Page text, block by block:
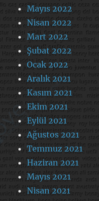
Mayıs 2022
Nisan 2022
Mart 2022
Şubat 2022
Ocak 2022
Aralık 2021
Kasım 2021
Ekim 2021
Eylül 2021
Ağustos 2021
Temmuz 2021
Haziran 2021
Mayıs 2021
Nisan 2021